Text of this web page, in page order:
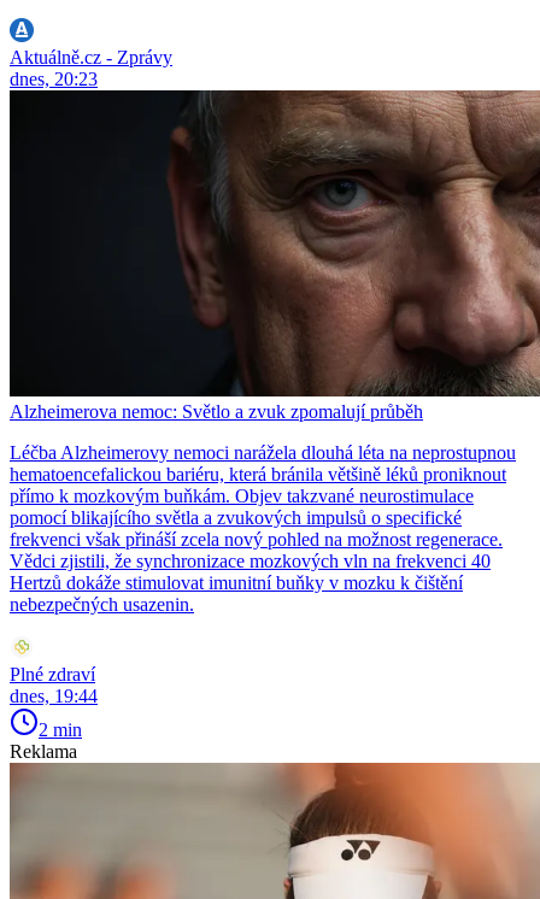
Aktuálně.cz - Zprávy
dnes, 20:23
Alzheimerova nemoc: Světlo a zvuk zpomalují průběh
Léčba Alzheimerovy nemoci narážela dlouhá léta na neprostupnou
hematoencefalickou bariéru, která bránila většině léků proniknout
přímo k mozkovým buňkám. Objev takzvané neurostimulace
pomocí blikajícího světla a zvukových impulsů o specifické
frekvenci však přináší zcela nový pohled na možnost regenerace.
Vědci zjistili, že synchronizace mozkových vln na frekvenci 40
Hertzů dokáže stimulovat imunitní buňky v mozku k čištění
nebezpečných usazenin.
Plné zdraví
dnes, 19:44
2 min
Reklama